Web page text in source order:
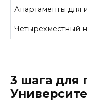
Апартаменты для
Четырехместный
3 шага для